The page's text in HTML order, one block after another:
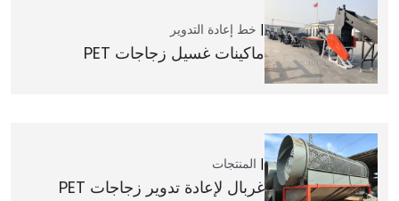
خط إعادة التدوير
ماكينات غسيل زجاجات PET
المنتجات
غربال لإعادة تدوير زجاجات PET